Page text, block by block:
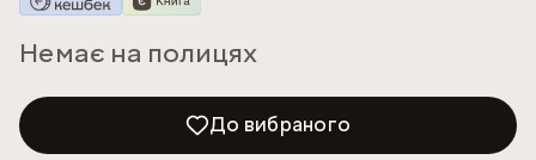
Немає на полицях
До вибраного